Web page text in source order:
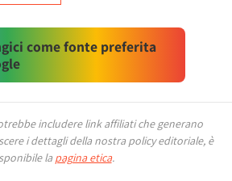
come fonte preferita
includere link affiliati che generano
i dettagli della nostra policy editoriale, è
la pagina etica.